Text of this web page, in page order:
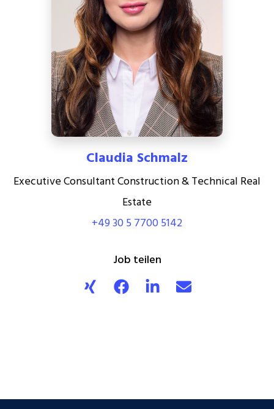
Claudia Schmalz
Executive Consultant Construction & Technical Real
Estate
+49 30 5 7700 5142
Job teilen